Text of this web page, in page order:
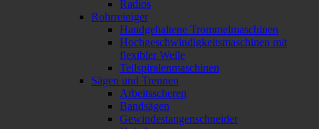
Radios
Rohrreiniger
Handgehaltene Trommelmaschinen
Hochgeschwindigkeitsmaschinen mit
flexibler Welle
Teilspiralenmaschinen
Sägen und Trennen
Arbeitsscheren
Bandsägen
Gewindestangenschneider